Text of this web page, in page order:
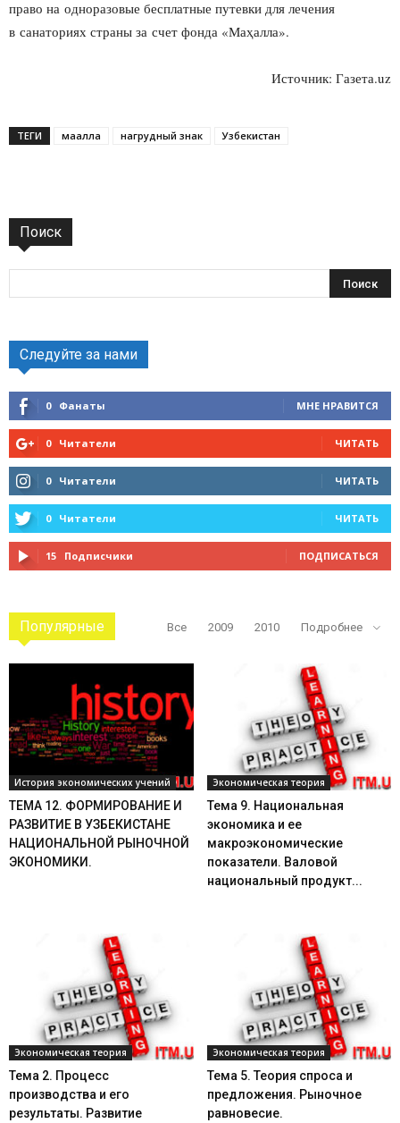
право на одноразовые бесплатные путевки для лечения
в санаториях страны за счет фонда «Маҳалла».
Источник: Газета.uz
ТЕГИ маҳалла нагрудный знак Узбекистан
Поиск
Следуйте за нами
0 Фанаты МНЕ НРАВИТСЯ
0 Читатели ЧИТАТЬ
0 Читатели ЧИТАТЬ
0 Читатели ЧИТАТЬ
15 Подписчики ПОДПИСАТЬСЯ
Популярные Все 2009 2010 Подробнее
История экономических учений
ТЕМА 12. ФОРМИРОВАНИЕ И
РАЗВИТИЕ В УЗБЕКИСТАНЕ
НАЦИОНАЛЬНОЙ РЫНОЧНОЙ
ЭКОНОМИКИ.
Экономическая теория
Тема 9. Национальная
экономика и ее
макроэкономические
показатели. Валовой
национальный продукт...
Экономическая теория
Тема 2. Процесс
производства и его
результаты. Развитие
Экономическая теория
Тема 5. Теория спроса и
предложения. Рыночное
равновесие.